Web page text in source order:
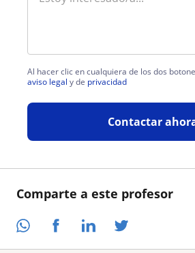
Comparte a este profesor
Al hacer clic en cualquiera de los dos
aviso legal y de privacidad
Contactar